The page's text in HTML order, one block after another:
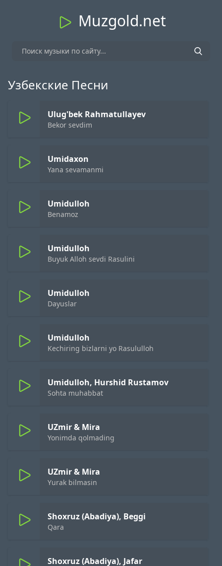
Muzgold.net
Узбекские Песни
Ulug'bek Rahmatullayev
Bekor sevdim
Umidaxon
Yana sevamanmi
Umidulloh
Benamoz
Umidulloh
Buyuk Alloh sevdi Rasulini
Umidulloh
Dayuslar
Umidulloh
Kechiring bizlarni yo Rasululloh
Umidulloh, Hurshid Rustamov
Sohta muhabbat
UZmir & Mira
Yonimda qolmading
UZmir & Mira
Yurak bilmasin
Shoxruz (Abadiya), Beggi
Qara
Shoxruz (Abadiya), Jafar